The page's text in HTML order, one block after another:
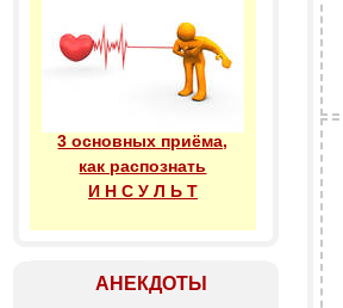
3 основных приёма,
как распознать
И Н С У Л Ь Т
АНЕКДОТЫ